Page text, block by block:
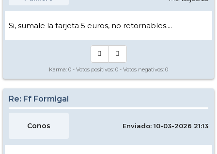
Si, sumale la tarjeta 5 euros, no retornables....
Karma: 0 - Votos positivos: 0 - Votos negativos: 0
Re: Ff Formigal
Conos Enviado: 10-03-2026 21:13